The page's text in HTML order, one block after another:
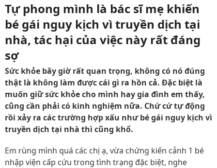
Tự phong mình là bác sĩ mẹ khiến
bé gái nguy kịch vì truyền dịch tại
nhà, tác hại của việc này rất đáng
sợ
Sức khỏe bây giờ rất quan trọng, không có nó đúng
thật là không làm được cái gì ra hồn cả. Đặc biệt là
muốn giữ sức khỏe cho mình hay gia đình em thấy,
cũng cần phải có kinh nghiệm nữa. Chứ cứ tự động
rồi xảy ra các trường hợp xấu như bé gái nguy kịch vì
truyền dịch tại nhà thì cũng khổ.
Em rùng mình quá các chị ạ, vừa chứng kiến cảnh 1 bé
nhập viện cấp cứu trong tình trạng đặc biệt, nghe